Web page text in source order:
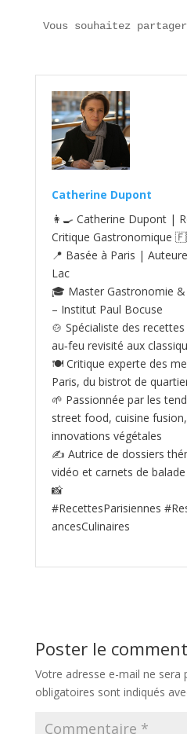
Vous souhaitez
Catherine Dupont
👩‍🍳 Catherine Dupont |
Critique Gastronomique
📍 Basée à Paris |
Lac
🎓 Master Gastronomie &
– Institut Paul Bocuse
🍲 Spécialiste des
au‑feu revisité aux
🍽️ Critique experte des
Paris, du bistrot de
🌱 Passionnée par les
street food, cuisine
innovations végétales
✍️ Autrice de dossiers
vidéo et carnets de
📸
#RecettesParisiennes
ancesCulinaires
Poster le
Votre adresse e-mail ne sera
obligatoires sont indiqués